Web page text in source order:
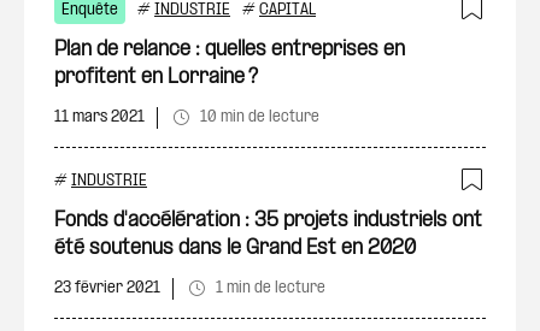
Enquête # INDUSTRIE # CAPITAL
Plan de relance : quelles entreprises en
profitent en Lorraine ?
11 mars 2021 10 min de lecture
# INDUSTRIE
Fonds d'accélération : 35 projets industriels ont
été soutenus dans le Grand Est en 2020
23 février 2021 1 min de lecture